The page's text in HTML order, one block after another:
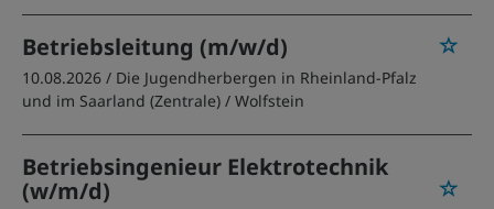
Betriebsleitung (m/w/d)
10.08.2026 / Die Jugendherbergen in Rheinland-Pfalz
und im Saarland (Zentrale) / Wolfstein
Betriebsingenieur Elektrotechnik
(w/m/d)